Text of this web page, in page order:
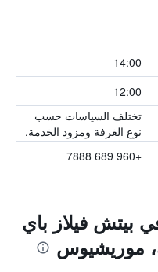
14:00
12:00
تختلف السياسات حسب
نوع الغرفة ومزود الخدمة.
+960 689 7888
بيتش فيلاز باي
موريشيوس